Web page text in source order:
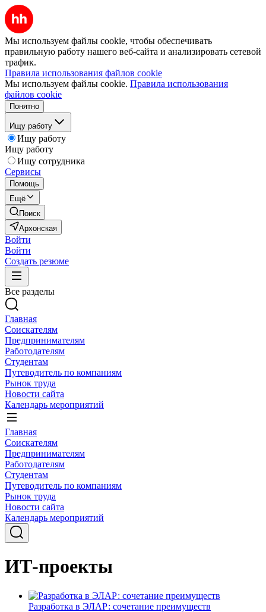
Мы используем файлы cookie, чтобы обеспечивать
правильную работу нашего веб-сайта и анализировать сетевой
трафик.
Правила использования файлов cookie
Мы используем файлы cookie. Правила использования
файлов cookie
Понятно
Ищу работу
Ищу работу
Ищу работу
Ищу сотрудника
Сервисы
Помощь
Ещё
Поиск
Архонская
Войти
Войти
Создать резюме
Все разделы
Главная
Соискателям
Предпринимателям
Работодателям
Студентам
Путеводитель по компаниям
Рынок труда
Новости сайта
Календарь мероприятий
Главная
Соискателям
Предпринимателям
Работодателям
Студентам
Путеводитель по компаниям
Рынок труда
Новости сайта
Календарь мероприятий
ИТ-проекты
Разработка в ЭЛАР: сочетание преимуществ